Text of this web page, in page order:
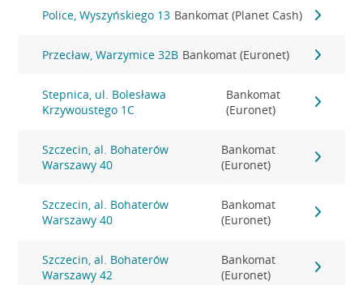
Police, Wyszyńskiego 13 Bankomat (Planet Cash)
Przecław, Warzymice 32B Bankomat (Euronet)
Stepnica, ul. Bolesława
Krzywoustego 1C
Bankomat
(Euronet)
Szczecin, al. Bohaterów
Warszawy 40
Bankomat
(Euronet)
Szczecin, al. Bohaterów
Warszawy 40
Bankomat
(Euronet)
Szczecin, al. Bohaterów
Warszawy 42
Bankomat
(Euronet)